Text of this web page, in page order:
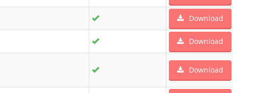
Download
Download
Download